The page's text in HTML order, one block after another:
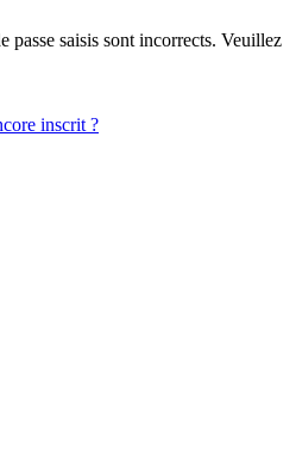
passe saisis sont incorrects. Veuillez
inscrit ?